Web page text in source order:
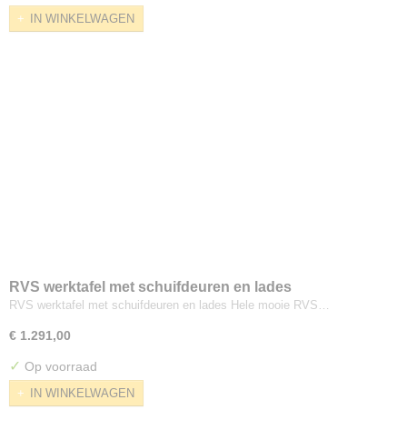
IN WINKELWAGEN
RVS werktafel met schuifdeuren en lades
RVS werktafel met schuifdeuren en lades Hele mooie RVS…
€ 1.291,00
✓ Op voorraad
IN WINKELWAGEN